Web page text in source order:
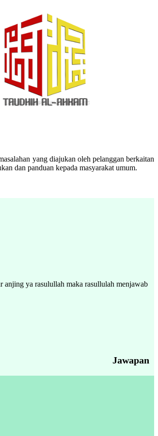
yang diajukan oleh pelanggan berkaitan
dan panduan kepada masyarakat umum.
anjing ya rasulullah maka rasullulah menjawab
Jawapan